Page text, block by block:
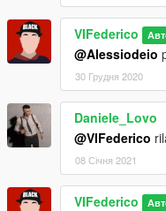
VIFederico
@Alessiodeio
30 Грудня 2020
Daniele_Lovo
@VIFederico
08 Січня 2021
VIFederico